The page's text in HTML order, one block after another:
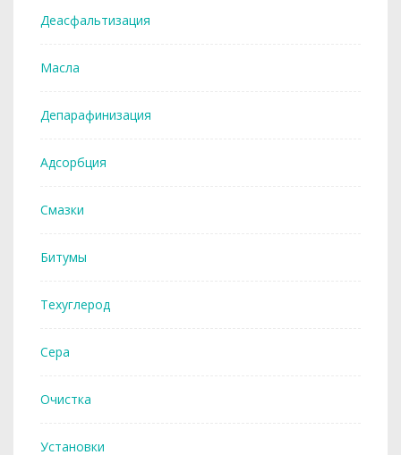
Деасфальтизация
Масла
Депарафинизация
Адсорбция
Смазки
Битумы
Техуглерод
Сера
Очистка
Установки